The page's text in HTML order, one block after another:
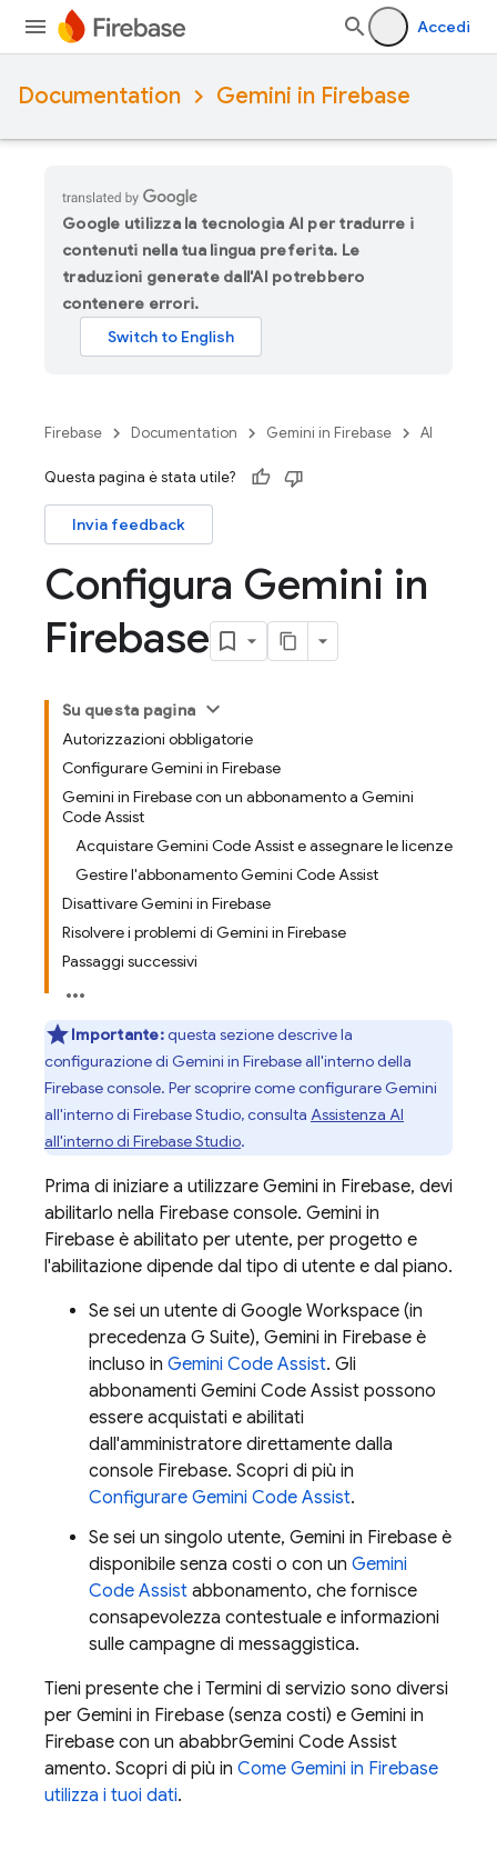
Accedi
Documentation Gemini in Firebase
Google utilizza la tecnologia AI per tradurre i
contenuti nella tua lingua preferita. Le
traduzioni generate dall'AI potrebbero
contenere errori.
Firebase Documentation Gemini in Firebase AI
Questa pagina è stata utile?
Invia feedback
Configura Gemini in
Firebase
Su questa pagina
Autorizzazioni obbligatorie
Configurare Gemini in Firebase
Gemini in Firebase con un abbonamento a Gemini
Code Assist
Acquistare Gemini Code Assist e assegnare le licenze
Gestire l'abbonamento Gemini Code Assist
Disattivare Gemini in Firebase
Risolvere i problemi di Gemini in Firebase
Passaggi successivi
Importante:questa sezione descrive la
configurazione di Gemini in Firebaseall'interno della
Firebaseconsole. Per scoprire come configurare Gemini
all'interno di Firebase Studio, consulta Assistenza AI
all'interno di Firebase Studio.
Prima di iniziare a utilizzare Gemini in Firebase, devi
abilitarlo nella Firebase console. Gemini in
Firebase è abilitato per utente, per progetto e
l'abilitazione dipende dal tipo di utente e dal piano.
Se sei un utente di Google Workspace (in
precedenza G Suite), Gemini in Firebase è
incluso in Gemini Code Assist. Gli
abbonamenti Gemini Code Assist possono
essere acquistati e abilitati
dall'amministratore direttamente dalla
console Firebase. Scopri di più in
Configurare Gemini Code Assist.
Se sei un singolo utente, Gemini in Firebase è
disponibile senza costi o con un Gemini
Code Assist abbonamento, che fornisce
consapevolezza contestuale e informazioni
sulle campagne di messaggistica.
Tieni presente che i Termini di servizio sono diversi
per Gemini in Firebase (senza costi) e Gemini in
Firebase con un ababbrGemini Code Assist
amento. Scopri di più in Come Gemini in Firebase
utilizza i tuoi dati.